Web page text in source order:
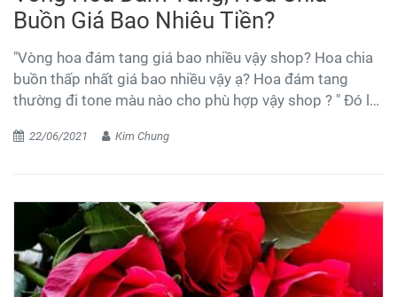
Buồn Giá Bao Nhiêu Tiền?
"Vòng hoa đám tang giá bao nhiều vậy shop? Hoa chia
buồn thấp nhất giá bao nhiều vậy ạ? Hoa đám tang
thường đi tone màu nào cho phù hợp vậy shop ? " Đó là
khách gọi điện tới đặt hoa tại shop. Kim Kiều Flower xin
22/06/2021 Kim Chung